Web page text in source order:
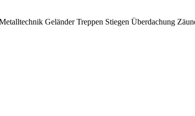
Geländer Treppen Stiegen Überdachung